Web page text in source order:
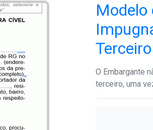
Modelo
Terceiro
O Embargante
terceiro, uma